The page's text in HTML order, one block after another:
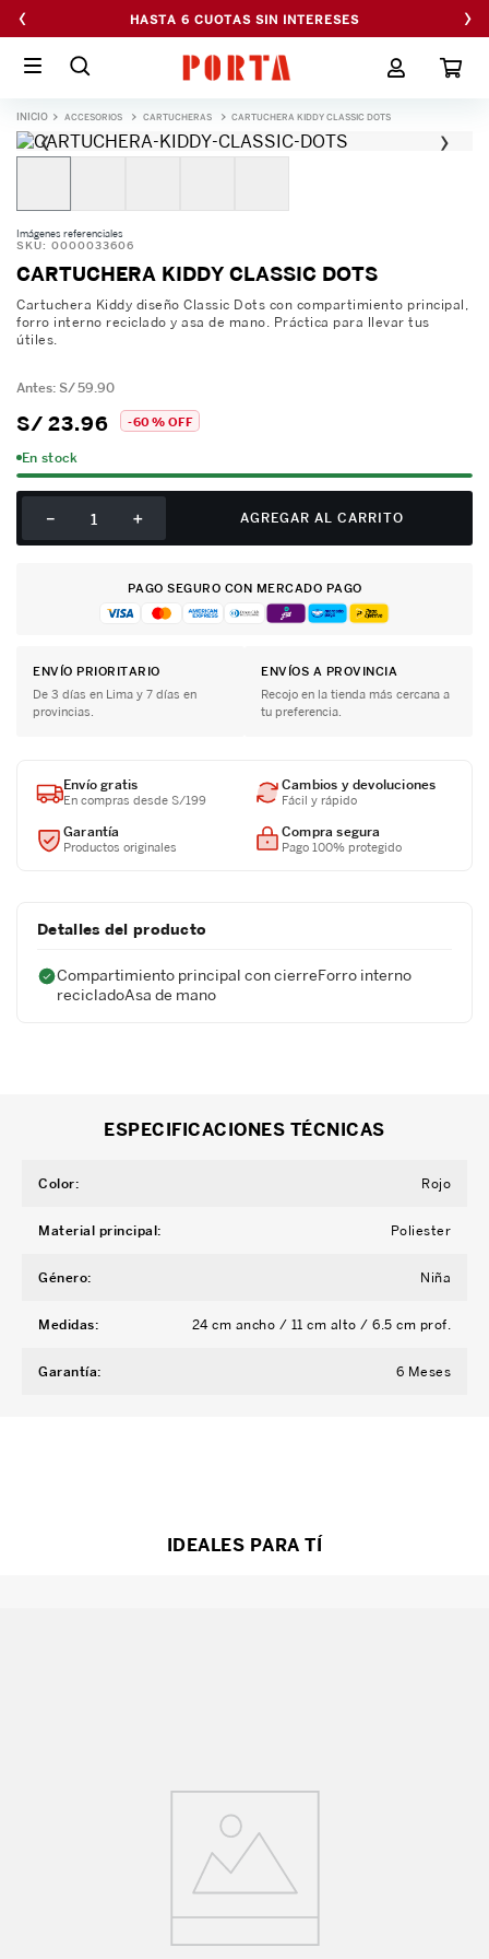
‹ HASTA 6 CUOTAS SIN INTERESES ›
ACCESORIOS CARTUCHERAS CARTUCHERA KIDDY CLASSIC DOTS
‹ ›
Imágenes referenciales
SKU: 0000033606
CARTUCHERA KIDDY CLASSIC DOTS
Cartuchera Kiddy diseño Classic Dots con compartimiento principal,
forro interno reciclado y asa de mano. Práctica para llevar tus
útiles.
S/59.90
S/ 23.96 -60 % OFF
En stock
＋
－ AGREGAR AL CARRITO
PAGO SEGURO CON MERCADO PAGO
ENVÍO PRIORITARIO
De 3 días en Lima y 7 días en
provincias.
ENVÍOS A PROVINCIA
Recojo en la tienda más cercana a
tu preferencia.
Envío gratis
En compras desde S/199
Cambios y devoluciones
Fácil y rápido
Garantía
Productos originales
Compra segura
Pago 100% protegido
Detalles del producto
Compartimiento principal con cierreForro interno
recicladoAsa de mano
ESPECIFICACIONES TÉCNICAS
Color: Rojo
Material principal: Poliester
Género: Niña
Medidas: 24 cm ancho / 11 cm alto / 6.5 cm prof.
Garantía: 6 Meses
IDEALES PARA TÍ